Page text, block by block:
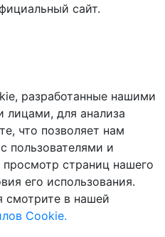
сайт.
разработанные нашими
лицами, для анализа
что позволяет нам
пользователями и
страниц нашего
его использования.
смотрите в нашей
Cookie.